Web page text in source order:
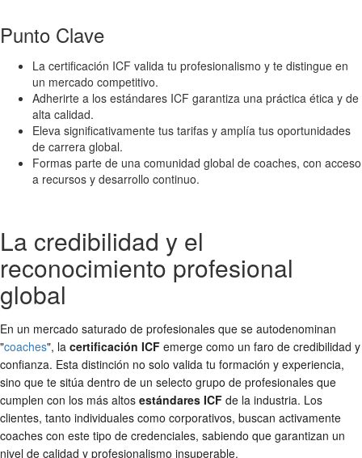
Punto Clave
La certificación ICF valida tu profesionalismo y te distingue en
un mercado competitivo.
Adherirte a los estándares ICF garantiza una práctica ética y de
alta calidad.
Eleva significativamente tus tarifas y amplía tus oportunidades
de carrera global.
Formas parte de una comunidad global de coaches, con acceso
a recursos y desarrollo continuo.
La credibilidad y el
reconocimiento profesional
global
En un mercado saturado de profesionales que se autodenominan
"coaches", la certificación ICF emerge como un faro de credibilidad y
confianza. Esta distinción no solo valida tu formación y experiencia,
sino que te sitúa dentro de un selecto grupo de profesionales que
cumplen con los más altos estándares ICF de la industria. Los
clientes, tanto individuales como corporativos, buscan activamente
coaches con este tipo de credenciales, sabiendo que garantizan un
nivel de calidad y profesionalismo insuperable.